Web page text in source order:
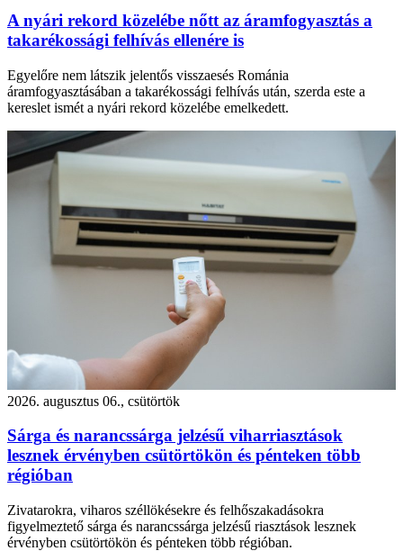
A nyári rekord közelébe nőtt az áramfogyasztás a
takarékossági felhívás ellenére is
Egyelőre nem látszik jelentős visszaesés Románia
áramfogyasztásában a takarékossági felhívás után, szerda este a
kereslet ismét a nyári rekord közelébe emelkedett.
2026. augusztus 06., csütörtök
Sárga és narancssárga jelzésű viharriasztások
lesznek érvényben csütörtökön és pénteken több
régióban
Zivatarokra, viharos széllökésekre és felhőszakadásokra
figyelmeztető sárga és narancssárga jelzésű riasztások lesznek
érvényben csütörtökön és pénteken több régióban.